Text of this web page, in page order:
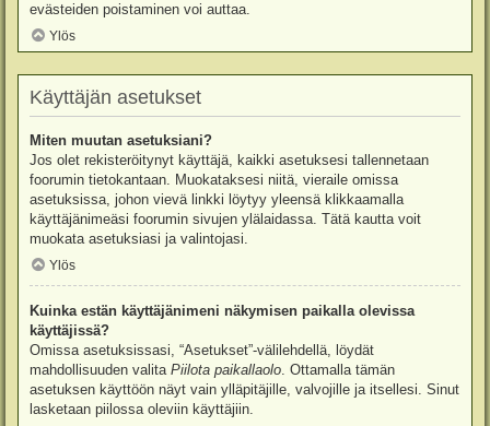
evästeiden poistaminen voi auttaa.
Ylös
Käyttäjän asetukset
Miten muutan asetuksiani?
Jos olet rekisteröitynyt käyttäjä, kaikki asetuksesi tallennetaan
foorumin tietokantaan. Muokataksesi niitä, vieraile omissa
asetuksissa, johon vievä linkki löytyy yleensä klikkaamalla
käyttäjänimeäsi foorumin sivujen ylälaidassa. Tätä kautta voit
muokata asetuksiasi ja valintojasi.
Ylös
Kuinka estän käyttäjänimeni näkymisen paikalla olevissa
käyttäjissä?
Omissa asetuksissasi, “Asetukset”-välilehdellä, löydät
mahdollisuuden valita Piilota paikallaolo. Ottamalla tämän
asetuksen käyttöön näyt vain ylläpitäjille, valvojille ja itsellesi. Sinut
lasketaan piilossa oleviin käyttäjiin.